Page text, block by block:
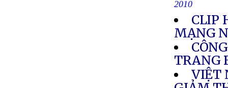
2010
CLIP
MẠNG
TRANG
VIỆT